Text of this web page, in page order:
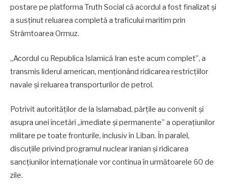
postare pe platforma Truth Social că acordul a fost finalizat și
a susținut reluarea completă a traficului maritim prin
Strâmtoarea Ormuz.
„Acordul cu Republica Islamică Iran este acum complet”, a
transmis liderul american, menționând ridicarea restricțiilor
navale și reluarea transporturilor de petrol.
Potrivit autorităților de la Islamabad, părțile au convenit și
asupra unei încetări „imediate și permanente” a operațiunilor
militare pe toate fronturile, inclusiv în Liban. În paralel,
discuțiile privind programul nuclear iranian și ridicarea
sancțiunilor internaționale vor continua în următoarele 60 de
zile.